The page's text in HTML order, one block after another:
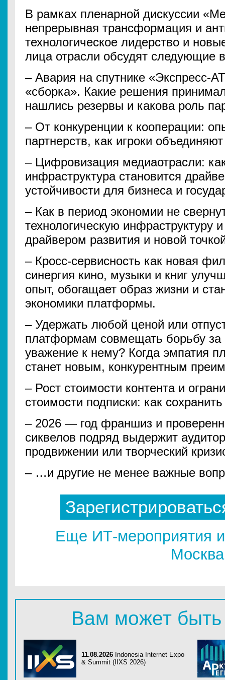
В рамках пленарной дискуссии
непрерывная трансформация и
технологическое лидерство и
лица отрасли обсудят следующие
– Авария на спутнике «Экспресс-
«сборка». Какие решения
нашлись резервы и какова роль
– От конкуренции к кооперации:
партнерств, как игроки
– Цифровизация медиаотрасли:
инфраструктура становится
устойчивости для бизнеса и
– Как в период экономии не
технологическую инфраструктуру
драйвером развития и новой
– Кросс-сервисность как новая
синергия кино, музыки и книг
опыт, обогащает образ жизни и
экономики платформы.
– Удержать любой ценой или
платформам совмещать борьбу за
уважение к нему? Когда эмпатия
станет новым, конкурентным
– Рост стоимости контента и
стоимости подписки: как
– 2026 — год франшиз и
сиквелов подряд выдержит
продвижении или творческий
– …и другие не менее важные
Еще ИТ-мероприятия
Москва
Вам может быть
11.08.2026 Indonesia Internet Expo
& Summit (IIXS 2026)